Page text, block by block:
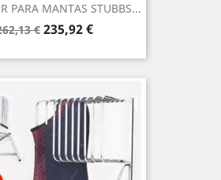
PARA MANTAS STUBBS...
€ Precio
235,92 €